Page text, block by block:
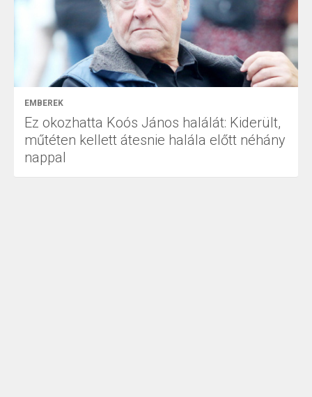
EMBEREK
Ez okozhatta Koós János halálát: Kiderült,
műtéten kellett átesnie halála előtt néhány
nappal